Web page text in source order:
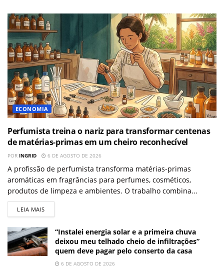
ECONOMIA
Perfumista treina o nariz para transformar centenas
de matérias-primas em um cheiro reconhecível
POR INGRID 6 DE AGOSTO DE 2026
A profissão de perfumista transforma matérias-primas
aromáticas em fragrâncias para perfumes, cosméticos,
produtos de limpeza e ambientes. O trabalho combina...
LEIA MAIS
“Instalei energia solar e a primeira chuva
deixou meu telhado cheio de infiltrações”
quem deve pagar pelo conserto da casa
6 DE AGOSTO DE 2026